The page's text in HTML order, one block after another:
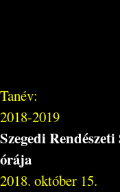
Tanév:
2018-2019
Szegedi
órája
2018. október 15.